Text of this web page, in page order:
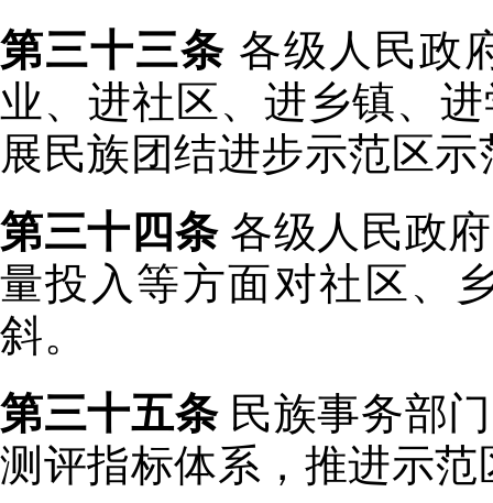
第三十三条 各级人民政
业、进社区、进乡镇、
展民族团结进步示范区
第三十四条各级人民政
量投入等方面对社区、
斜。
第三十五条 民族事务部
测评指标体系，推进示